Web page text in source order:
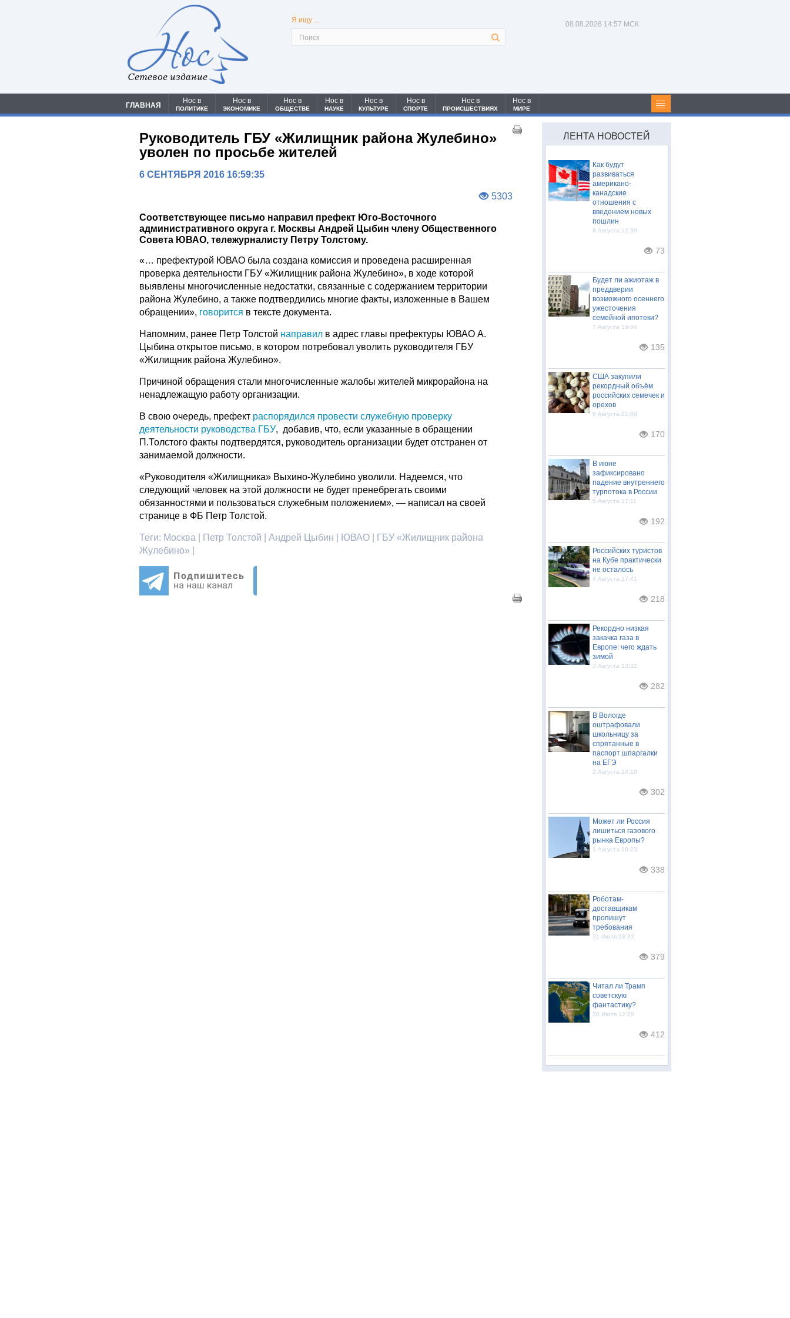
Сетевое издание
Я ищу ... 08.08.2026 14:57 МСК
ГЛАВНАЯ
Нос в
ПОЛИТИКЕ
Нос в
ЭКОНОМИКЕ
Нос в
ОБЩЕСТВЕ
Нос в
НАУКЕ
Нос в
КУЛЬТУРЕ
Нос в
СПОРТЕ
Нос в
ПРОИСШЕСТВИЯХ
Нос в
МИРЕ
Руководитель ГБУ «Жилищник района Жулебино»
уволен по просьбе жителей
6 СЕНТЯБРЯ 2016 16:59:35
5303
Соответствующее письмо направил префект Юго-Восточного
административного округа г. Москвы Андрей Цыбин члену Общественного
Совета ЮВАО, тележурналисту Петру Толстому.
«… префектурой ЮВАО была создана комиссия и проведена расширенная
проверка деятельности ГБУ «Жилищник района Жулебино», в ходе которой
выявлены многочисленные недостатки, связанные с содержанием территории
района Жулебино, а также подтвердились многие факты, изложенные в Вашем
обращении», говорится в тексте документа.
Напомним, ранее Петр Толстой направил в адрес главы префектуры ЮВАО А.
Цыбина открытое письмо, в котором потребовал уволить руководителя ГБУ
«Жилищник района Жулебино».
Причиной обращения стали многочисленные жалобы жителей микрорайона на
ненадлежащую работу организации.
В свою очередь, префект распорядился провести служебную проверку
деятельности руководства ГБУ, добавив, что, если указанные в обращении
П.Толстого факты подтвердятся, руководитель организации будет отстранен от
занимаемой должности.
«Руководителя «Жилищника» Выхино-Жулебино уволили. Надеемся, что
следующий человек на этой должности не будет пренебрегать своими
обязанностями и пользоваться служебным положением», — написал на своей
странице в ФБ Петр Толстой.
Теги: Москва | Петр Толстой | Андрей Цыбин | ЮВАО | ГБУ «Жилищник района
Жулебино» |
ЛЕНТА НОВОСТЕЙ
Как будут
развиваться
американо-
канадские
отношения с
введением новых
пошлин
8 Августа 12:39
73
Будет ли ажиотаж в
преддверии
возможного осеннего
ужесточения
семейной ипотеки?
7 Августа 15:04
135
США закупили
рекордный объём
российских семечек и
орехов
6 Августа 21:09
170
В июне
зафиксировано
падение внутреннего
турпотока в России
5 Августа 17:11
192
Российских туристов
на Кубе практически
не осталось
4 Августа 17:41
218
Рекордно низкая
закачка газа в
Европе: чего ждать
зимой
3 Августа 13:32
282
В Вологде
оштрафовали
школьницу за
спрятанные в
паспорт шпаргалки
на ЕГЭ
2 Августа 14:19
302
Может ли Россия
лишиться газового
рынка Европы?
1 Августа 16:23
338
Роботам-
доставщикам
пропишут
требования
31 Июля 18:32
379
Читал ли Трамп
советскую
фантастику?
30 Июля 12:20
412